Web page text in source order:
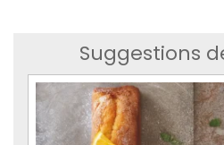
Suggestions